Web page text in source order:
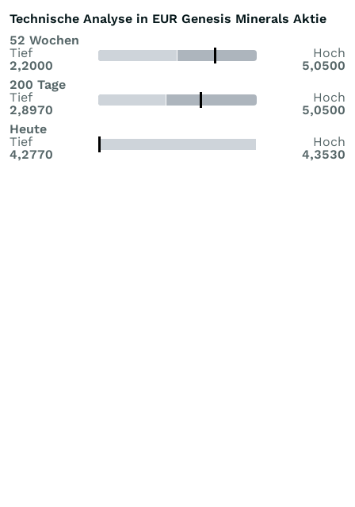
Technische Analyse in EUR Genesis Minerals Aktie
52 Wochen
Tief
2,2000
Hoch
5,0500
200 Tage
Tief
2,8970
Hoch
5,0500
Heute
Tief
4,2770
Hoch
4,3530